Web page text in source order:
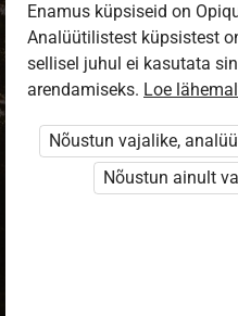
Sisene
Vali, kuidas
eKool
Opiq
Enamus küpsiseid on
Analüütilistest küpsistest
sellisel juhul ei kasutata
arendamiseks. Loe
Nõustun vajalike,
Nõustun ainult